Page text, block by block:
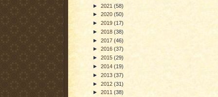
► 2021 (58)
► 2020 (50)
► 2019 (17)
► 2018 (38)
► 2017 (46)
► 2016 (37)
► 2015 (29)
► 2014 (19)
► 2013 (37)
► 2012 (31)
► 2011 (38)